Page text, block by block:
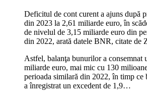
Deficitul de cont curent a ajuns după
din 2023 la 2,61 miliarde euro, în
de nivelul de 3,15 miliarde euro din
din 2022, arată datele BNR, citate de
Astfel, balanţa bunurilor a consemnat
miliarde euro, mai mic cu 130
perioada similară din 2022, în timp ce
a înregistrat un excedent de 1,9…